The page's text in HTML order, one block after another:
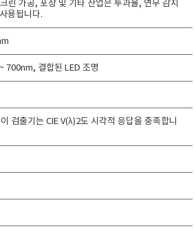
린 가공, 포장 및 기타 산업은 투과율, 연무 감지
용됩니다.
700nm, 결합된 LED 조명
검출기는 CIE V(λ)2도 시각적 응답을 충족합니